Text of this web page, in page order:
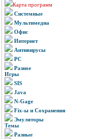
Карта программ
Системные
Мультимедиа
Офис
Интернет
Антивирусы
PC
Разное
Игры
SIS
Java
N-Gage
Fix-ы и Сохранения
Эмуляторы
Темы
Разные